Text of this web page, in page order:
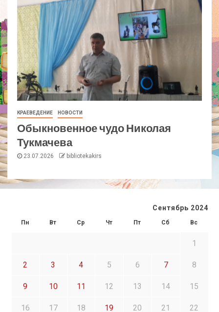
КРАЕВЕДЕНИЕ НОВОСТИ
Обыкновенное чудо Николая
Тукмачева
23.07.2026 bibliotekakirs
Сентябрь 2024
Пн Вт Ср Чт Пт Сб Вс
1
2 3 4 5 6 7 8
9 10 11 12 13 14 15
16 17 18 19 20 21 22